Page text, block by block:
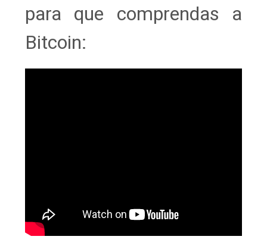
para que comprendas a
Bitcoin: